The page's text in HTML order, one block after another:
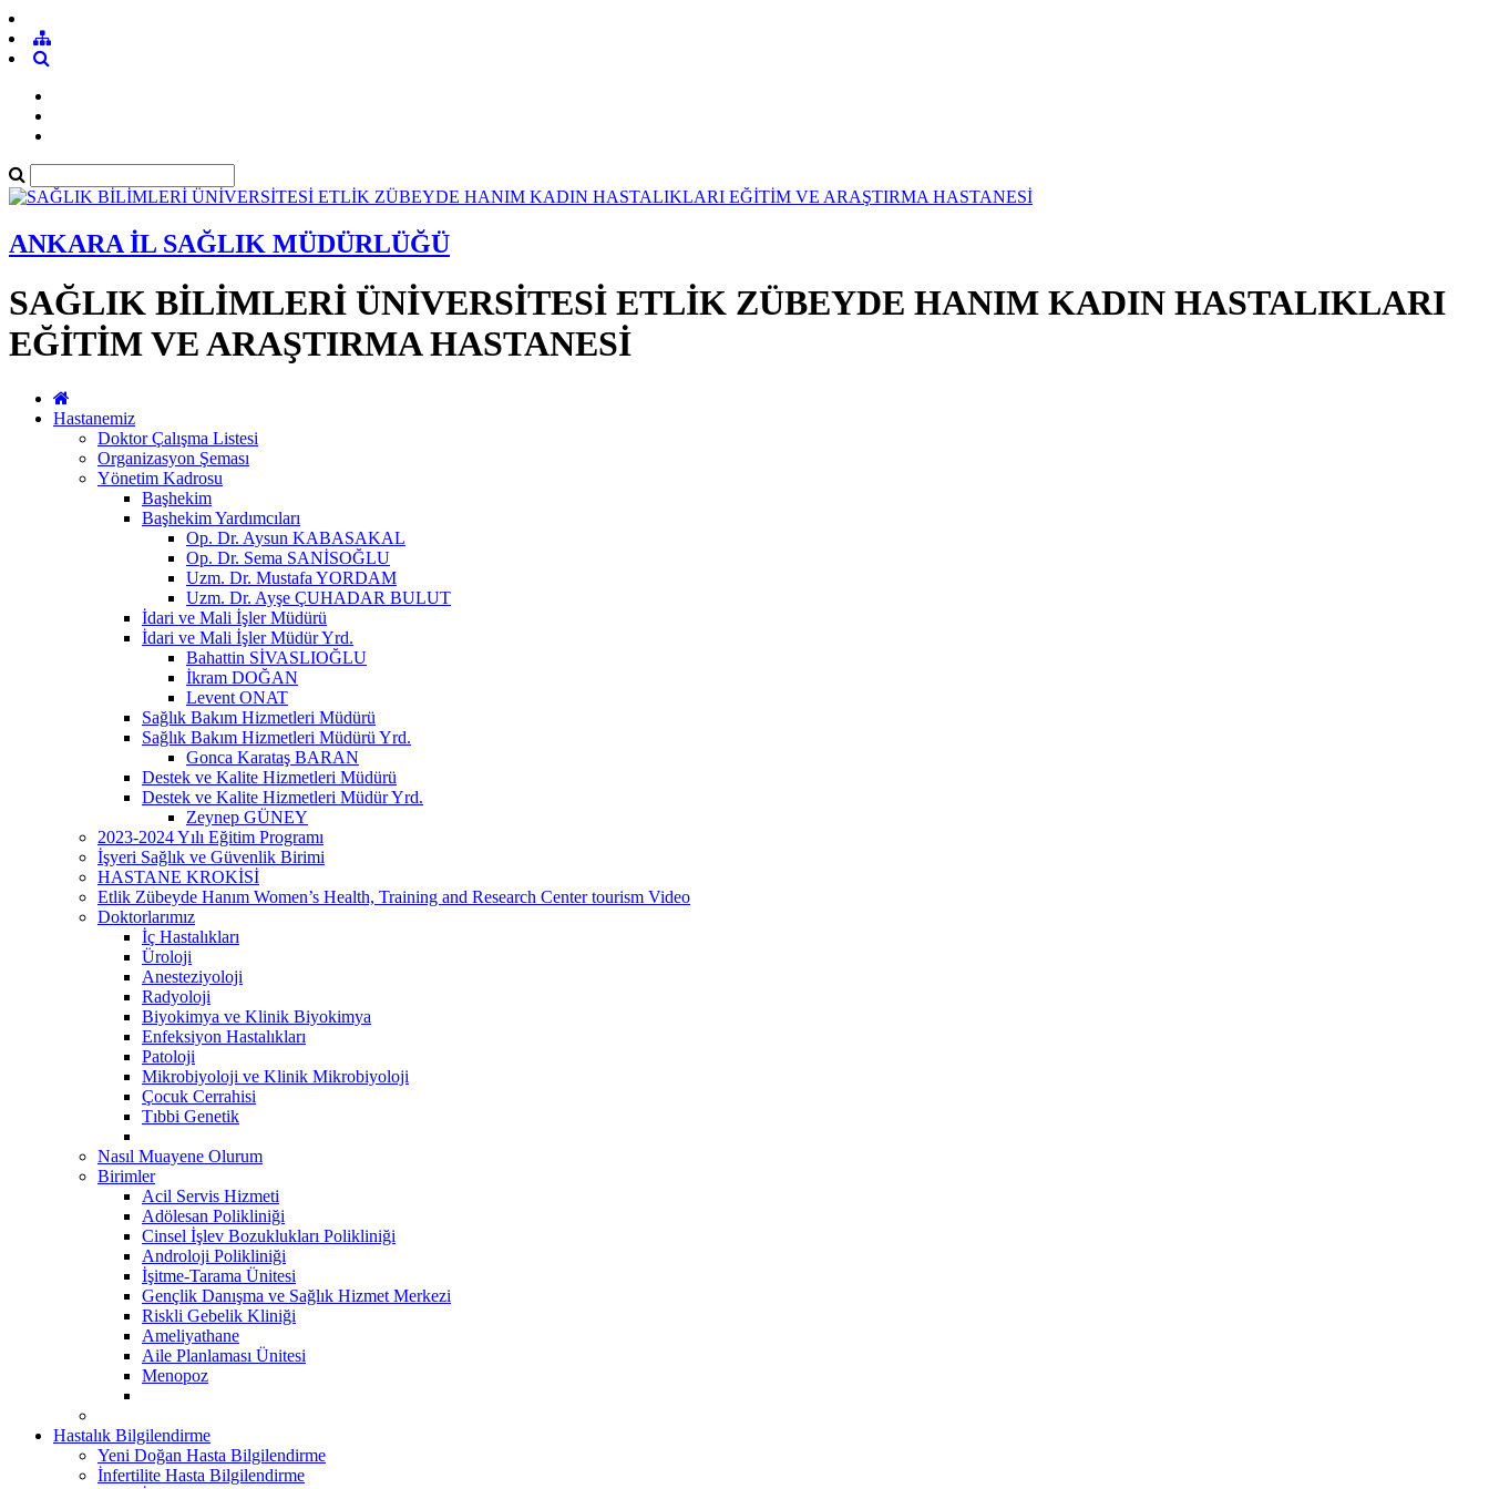
ANKARA İL SAĞLIK MÜDÜRLÜĞÜ
SAĞLIK BİLİMLERİ ÜNİVERSİTESİ ETLİK ZÜBEYDE HANIM KADIN HASTALIKLARI
EĞİTİM VE ARAŞTIRMA HASTANESİ
Hastanemiz
Doktor Çalışma Listesi
Organizasyon Şeması
Yönetim Kadrosu
Başhekim
Başhekim Yardımcıları
Op. Dr. Aysun KABASAKAL
Op. Dr. Sema SANİSOĞLU
Uzm. Dr. Mustafa YORDAM
Uzm. Dr. Ayşe ÇUHADAR BULUT
İdari ve Mali İşler Müdürü
İdari ve Mali İşler Müdür Yrd.
Bahattin SİVASLIOĞLU
İkram DOĞAN
Levent ONAT
Sağlık Bakım Hizmetleri Müdürü
Sağlık Bakım Hizmetleri Müdürü Yrd.
Gonca Karataş BARAN
Destek ve Kalite Hizmetleri Müdürü
Destek ve Kalite Hizmetleri Müdür Yrd.
Zeynep GÜNEY
2023-2024 Yılı Eğitim Programı
İşyeri Sağlık ve Güvenlik Birimi
HASTANE KROKİSİ
Etlik Zübeyde Hanım Women’s Health, Training and Research Center tourism Video
Doktorlarımız
İç Hastalıkları
Üroloji
Anesteziyoloji
Radyoloji
Biyokimya ve Klinik Biyokimya
Enfeksiyon Hastalıkları
Patoloji
Mikrobiyoloji ve Klinik Mikrobiyoloji
Çocuk Cerrahisi
Tıbbi Genetik
Nasıl Muayene Olurum
Birimler
Acil Servis Hizmeti
Adölesan Polikliniği
Cinsel İşlev Bozuklukları Polikliniği
Androloji Polikliniği
İşitme-Tarama Ünitesi
Gençlik Danışma ve Sağlık Hizmet Merkezi
Riskli Gebelik Kliniği
Ameliyathane
Aile Planlaması Ünitesi
Menopoz
Hastalık Bilgilendirme
Yeni Doğan Hasta Bilgilendirme
İnfertilite Hasta Bilgilendirme